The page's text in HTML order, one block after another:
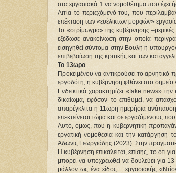
στα εργασιακά. Ένα νομοθέτημα που έχει
Αιτία το περιεχόμενό του, που
επέκταση των «ευέλικτων μορφών»
Το «στρίμωγμα» της κυβέρνησης
εξέδωσε ανακοίνωση στην οποία
εισηγηθεί σύντομα στην Βουλή η
επιβεβαίωση της κριτικής και των
Το 13ωρο
Προκειμένου να αντικρούσει το
εργοδότη, η κυβέρνηση φθάνει στο σημείο
Ενδεικτικά χαρακτηρίζει «fake news»
δικαίωμα, εφόσον το επιθυμεί, να
απαρέγκλιτα η 11ωρη ημερήσια
επεκτείνεται τώρα και σε εργαζόμενους
Αυτό, όμως, που η κυβερνητική
εργατική νομοθεσία και την
Άδωνις Γεωργιάδης (2023). Στην
Η κυβέρνηση επικαλείται, επίσης, το ότι
μπορεί να υποχρεωθεί να δουλεύει για
μάλλον ως ένα είδος… εργασιακής